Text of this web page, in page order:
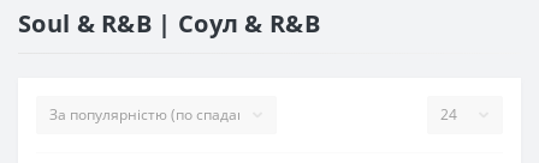
Soul & R&B | Соул & R&B